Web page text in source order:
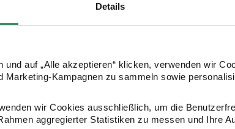
Details
und auf „Alle akzeptieren“ klicken, verwenden wir
Marketing-Kampagnen zu sammeln sowie
wir Cookies ausschließlich, um die
aggregierter Statistiken zu messen und Ihre